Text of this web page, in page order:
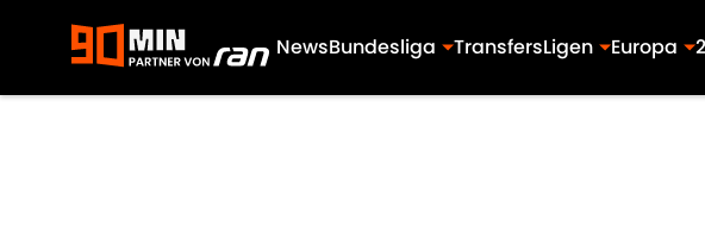
NewsBundesliga TransfersLigen Europa